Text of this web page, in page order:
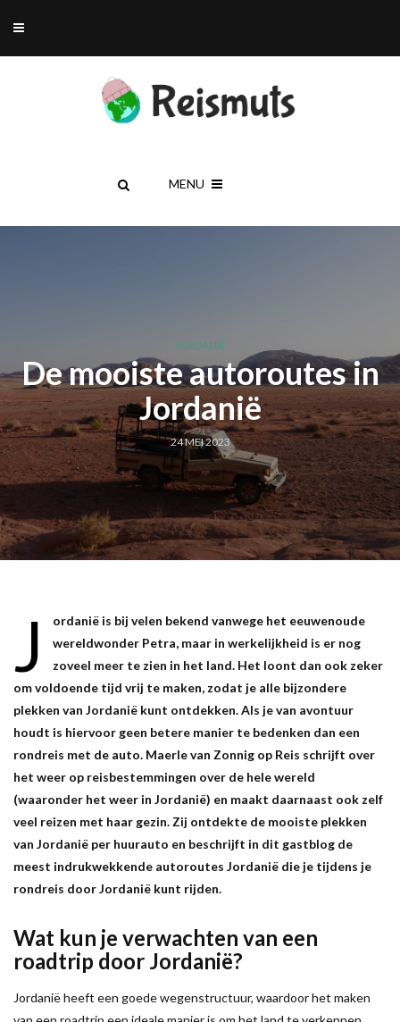
MENU
JORDANIË
De mooiste autoroutes in
Jordanië
24 MEI 2023
J
ordanië is bij velen bekend vanwege het eeuwenoude
wereldwonder Petra, maar in werkelijkheid is er nog
zoveel meer te zien in het land. Het loont dan ook zeker
om voldoende tijd vrij te maken, zodat je alle bijzondere
plekken van Jordanië kunt ontdekken. Als je van avontuur
houdt is hiervoor geen betere manier te bedenken dan een
rondreis met de auto. Maerle van Zonnig op Reis schrijft over
het weer op reisbestemmingen over de hele wereld
(waaronder het weer in Jordanië) en maakt daarnaast ook zelf
veel reizen met haar gezin. Zij ontdekte de mooiste plekken
van Jordanië per huurauto en beschrijft in dit gastblog de
meest indrukwekkende autoroutes Jordanië die je tijdens je
rondreis door Jordanië kunt rijden.
Wat kun je verwachten van een
roadtrip door Jordanië?
Jordanië heeft een goede wegenstructuur, waardoor het maken